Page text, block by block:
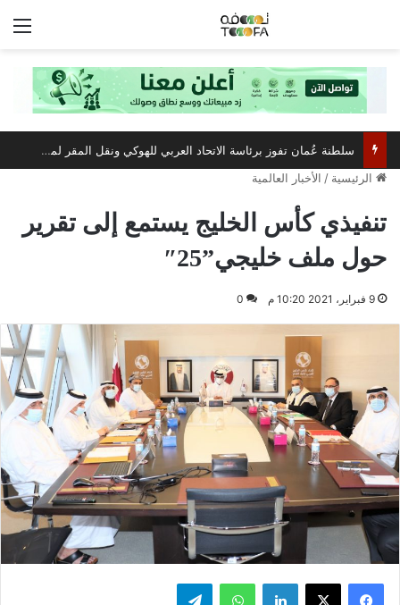
الرئيسية / الأخبار العالمية
تنفيذي كأس الخليج يستمع إلى تقرير
حول ملف خليجي”25″
9 فبراير، 2021 10:20 م 0
فيسبوك ‫X لينكدإن واتساب تيلقرام